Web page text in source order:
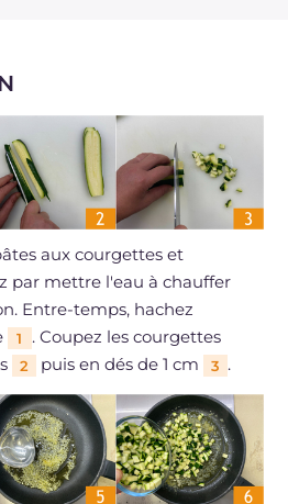
aux courgettes et
par mettre l'eau à chauffer
Entre-temps, hachez
1
. Coupez les courgettes
2 puis en dés de 1 cm 3 .